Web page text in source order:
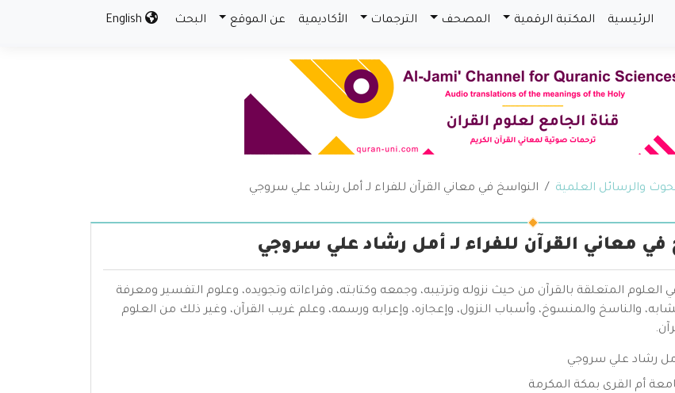
الرئيسية المكتبة الرقمية المصحف الترجمات الأكاديمية عن الموقع البحث
والرسائل العلمية النواسخ في معاني القرآن للفراء لـ أمل رشاد علي سروجي
في معاني القرآن للفراء لـ أمل رشاد علي سروجي
العلوم المتعلقة بالقرآن من حيث نزوله وترتيبه، وجمعه وكتابته، وقراءاته وتجويده، وعلوم التفسير ومعرفة
والناسخ والمنسوخ، وأسباب النزول، وإعجازه، وإعرابه ورسمه، وعلم غريب القرآن، وغير ذلك من العلوم
رشاد علي سروجي
أم القرى بمكة المكرمة